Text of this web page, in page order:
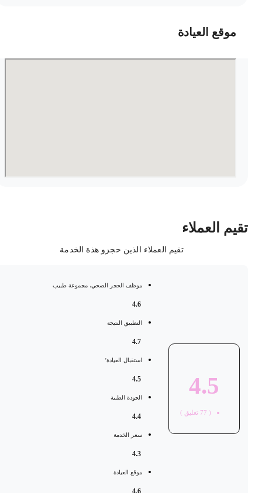
موقع العيادة
العملاء
تقيم العملاء الذين حجزو هذة الخدمة
4.5
77 تعليق )
موظف الحجر الصحي، مجموعة طبيب
التطبيق النتيجة
استقبال العيادة'
الجودة الطبية
سعر الخدمة
موقع العيادة